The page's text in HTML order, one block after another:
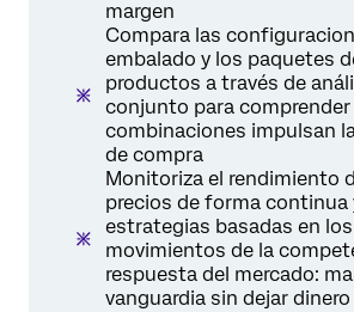
margen
Compara las
embalado y los paquetes
productos a través de
conjunto para comprender
combinaciones impulsan
de compra
Monitoriza el rendimiento
precios de forma continua
estrategias basadas en los
movimientos de la
respuesta del mercado:
vanguardia sin dejar